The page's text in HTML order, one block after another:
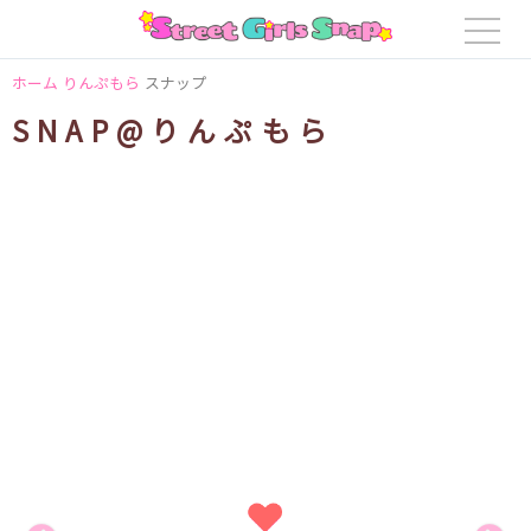
ホーム りんぷもら スナップ
SNAP@りんぷもら